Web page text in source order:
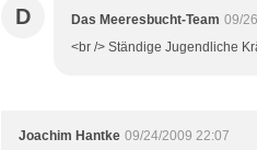
D Das Meeresbucht-Team 09/
<br /> Ständige Jugendliche
Joachim Hantke 09/24/2009 22:07